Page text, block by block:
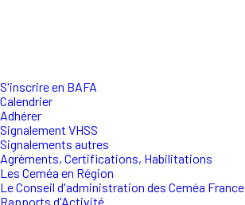
S'inscrire en BAFA
Calendrier
Adhérer
Signalement VHSS
Signalements autres
Agréments, Certifications, Habilitations
Les Ceméa en Région
Le Conseil d'administration des Ceméa France
Rapports d'Activité